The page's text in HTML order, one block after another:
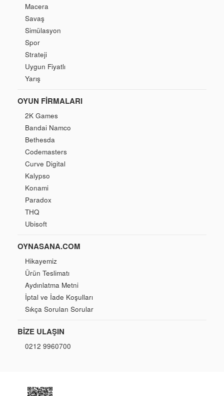
Macera
Savaş
Simülasyon
Spor
Strateji
Uygun Fiyatlı
Yarış
OYUN FIRMALARI
2K Games
Bandai Namco
Bethesda
Codemasters
Curve Digital
Kalypso
Konami
Paradox
THQ
Ubisoft
OYNASANA.COM
Hikayemiz
Ürün Teslimatı
Aydınlatma Metni
İptal ve İade Koşulları
Sıkça Sorulan Sorular
BIZE ULAŞIN
0212 9960700